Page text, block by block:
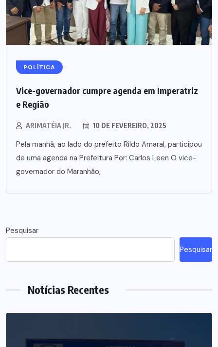
POLÍTICA
Vice-governador cumpre agenda em Imperatriz
e Região
ARIMATÉIA JR. 10 DE FEVEREIRO, 2025
Pela manhã, ao lado do prefeito Rildo Amaral, participou
de uma agenda na Prefeitura Por: Carlos Leen O vice-
governador do Maranhão,
Pesquisar
Pesquisar
Notícias Recentes